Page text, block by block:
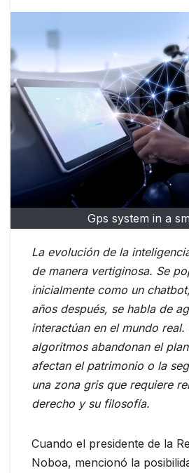
Gps system in a
La evolución de la
de manera vertiginosa. Se
inicialmente como un
años después, se habla de
interactúan en el mundo
algoritmos abandonan el
afectan el patrimonio o la
una zona gris que requiere
derecho y su filosofía.
Cuando el presidente de la
Noboa, mencionó la